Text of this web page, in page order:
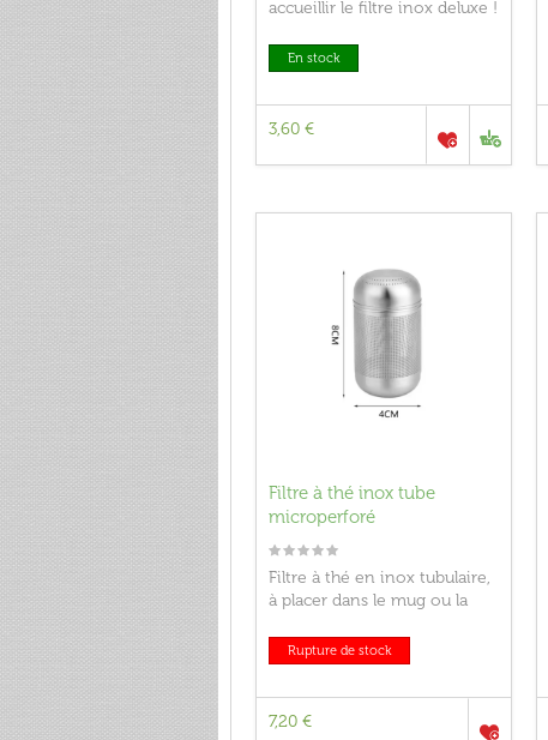
accueillir le filtre inox deluxe !
En stock
3,60 €
Filtre à thé inox tube
microperforé
Filtre à thé en inox tubulaire,
à placer dans le mug ou la
Rupture de stock
7,20 €